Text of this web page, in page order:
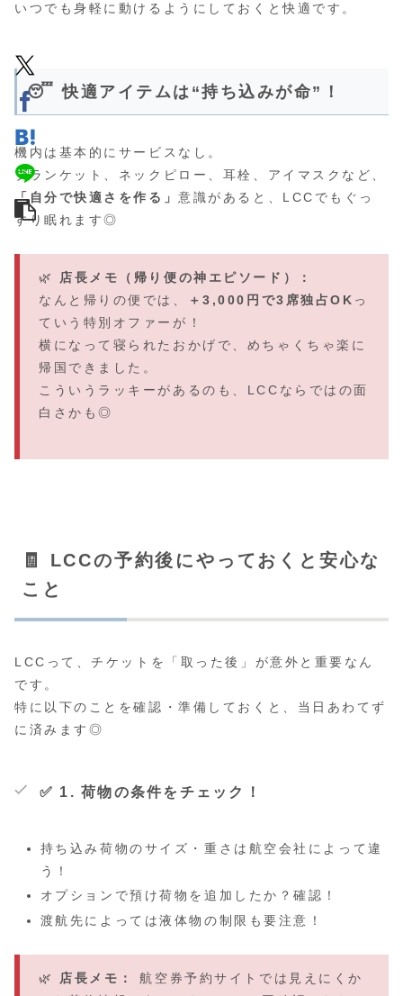
いつでも身軽に動けるようにしておくと快適です。
😴 快適アイテムは“持ち込みが命”！
機内は基本的にサービスなし。
ブランケット、ネックピロー、耳栓、アイマスクなど、
「自分で快適さを作る」意識があると、LCCでもぐっ
すり眠れます◎
🌿
店長メモ（帰り便の神エピソード）：
なんと帰りの便では、
＋3,000円で3席独占OK っ
ていう特別オファーが！
横になって寝られたおかげで、めちゃくちゃ楽に
帰国できました。
こういうラッキーがあるのも、LCCならではの面
白さかも◎
🧾 LCCの予約後にやっておくと安心な
こと
LCCって、チケットを「取った後」が意外と重要なん
です。
特に以下のことを確認・準備しておくと、当日あわてず
に済みます◎
✅ 1. 荷物の条件をチェック！
持ち込み荷物のサイズ・重さは航空会社によって違
う！
オプションで預け荷物を追加したか？確認！
渡航先によっては液体物の制限も要注意！
🌿 店長メモ：
航空券予約サイトでは見えにくか